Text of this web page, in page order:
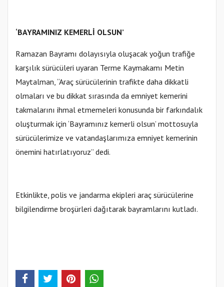
‘BAYRAMINIZ KEMERLİ OLSUN’
Ramazan Bayramı dolayısıyla oluşacak yoğun trafiğe
karşılık sürücüleri uyaran Terme Kaymakamı Metin
Maytalman, “Araç sürücülerinin trafikte daha dikkatli
olmaları ve bu dikkat sırasında da emniyet kemerini
takmalarını ihmal etmemeleri konusunda bir farkındalık
oluşturmak için ‘Bayramınız kemerli olsun’ mottosuyla
sürücülerimize ve vatandaşlarımıza emniyet kemerinin
önemini hatırlatıyoruz” dedi.
Etkinlikte, polis ve jandarma ekipleri araç sürücülerine
bilgilendirme broşürleri dağıtarak bayramlarını kutladı.